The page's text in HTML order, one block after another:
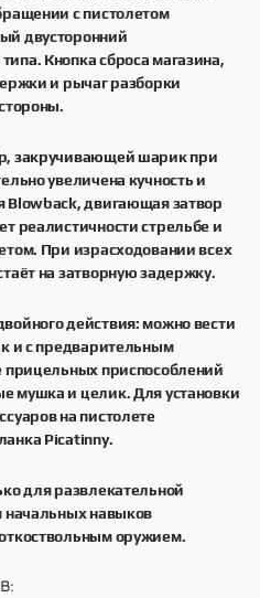
с пистолетом
двусторонний
Кнопка сброса магазина,
и рычаг разборки
закручивающей шарик при
увеличена кучность и
Blowback, двигающая затвор
реалистичности стрельбе и
При израсходовании всех
на затворную задержку.
действия: можно вести
и с предварительным
прицельных приспособлений
мушка и целик. Для установки
на пистолете
Picatinny.
для развлекательной
начальных навыков
оружием.